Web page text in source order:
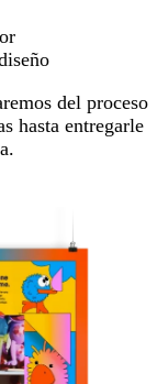
del proceso
hasta entregarle